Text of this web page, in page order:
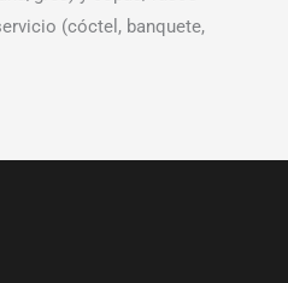
(cóctel, banquete,